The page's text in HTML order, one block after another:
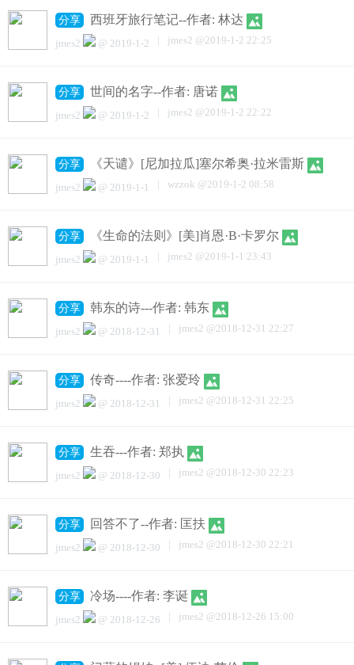
分享 西班牙旅行笔记--作者: 林达
jmes2 @ 2019-1-2 | jmes2 @2019-1-2 22:25
分享 世间的名字--作者: 唐诺
jmes2 @ 2019-1-2 | jmes2 @2019-1-2 22:22
分享 《天谴》[尼加拉瓜]塞尔希奥·拉米雷斯
jmes2 @ 2019-1-1 | wzzok @2019-1-2 08:58
分享 《生命的法则》[美]肖恩·B·卡罗尔
jmes2 @ 2019-1-1 | jmes2 @2019-1-1 23:43
分享 韩东的诗---作者: 韩东
jmes2 @ 2018-12-31 | jmes2 @2018-12-31 22:27
分享 传奇----作者: 张爱玲
jmes2 @ 2018-12-31 | jmes2 @2018-12-31 22:25
分享 生吞---作者: 郑执
jmes2 @ 2018-12-30 | jmes2 @2018-12-30 22:23
分享 回答不了--作者: 匡扶
jmes2 @ 2018-12-30 | jmes2 @2018-12-30 22:21
分享 冷场----作者: 李诞
jmes2 @ 2018-12-26 | jmes2 @2018-12-26 15:00